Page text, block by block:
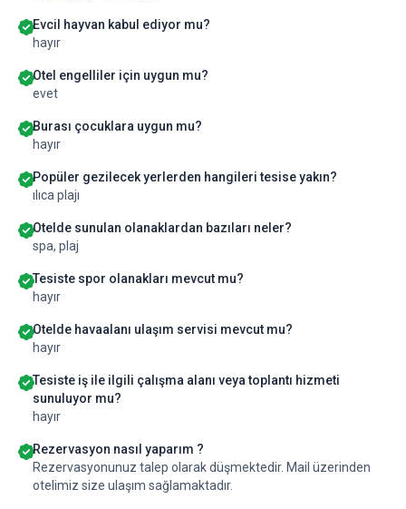
Evcil hayvan kabul ediyor mu?
hayır
Otel engelliler için uygun mu?
evet
Burası çocuklara uygun mu?
hayır
Popüler gezilecek yerlerden hangileri tesise yakın?
ılıca plajı
Otelde sunulan olanaklardan bazıları neler?
spa, plaj
Tesiste spor olanakları mevcut mu?
hayır
Otelde havaalanı ulaşım servisi mevcut mu?
hayır
Tesiste iş ile ilgili çalışma alanı veya toplantı hizmeti
sunuluyor mu?
hayır
Rezervasyon nasıl yaparım ?
Rezervasyonunuz talep olarak düşmektedir. Mail üzerinden
otelimiz size ulaşım sağlamaktadır.